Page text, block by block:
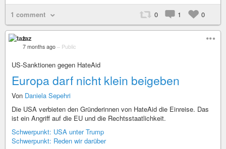
1 comment 0 1 0
taz
7 months ago – Public
US-Sanktionen gegen HateAid
Europa darf nicht klein beigeben
Von Daniela Sepehri
Die USA verbieten den Gründerinnen von HateAid die Einreise. Das
ist ein Angriff auf die EU und die Rechtsstaatlichkeit.
Schwerpunkt: USA unter Trump
Schwerpunkt: Reden wir darüber